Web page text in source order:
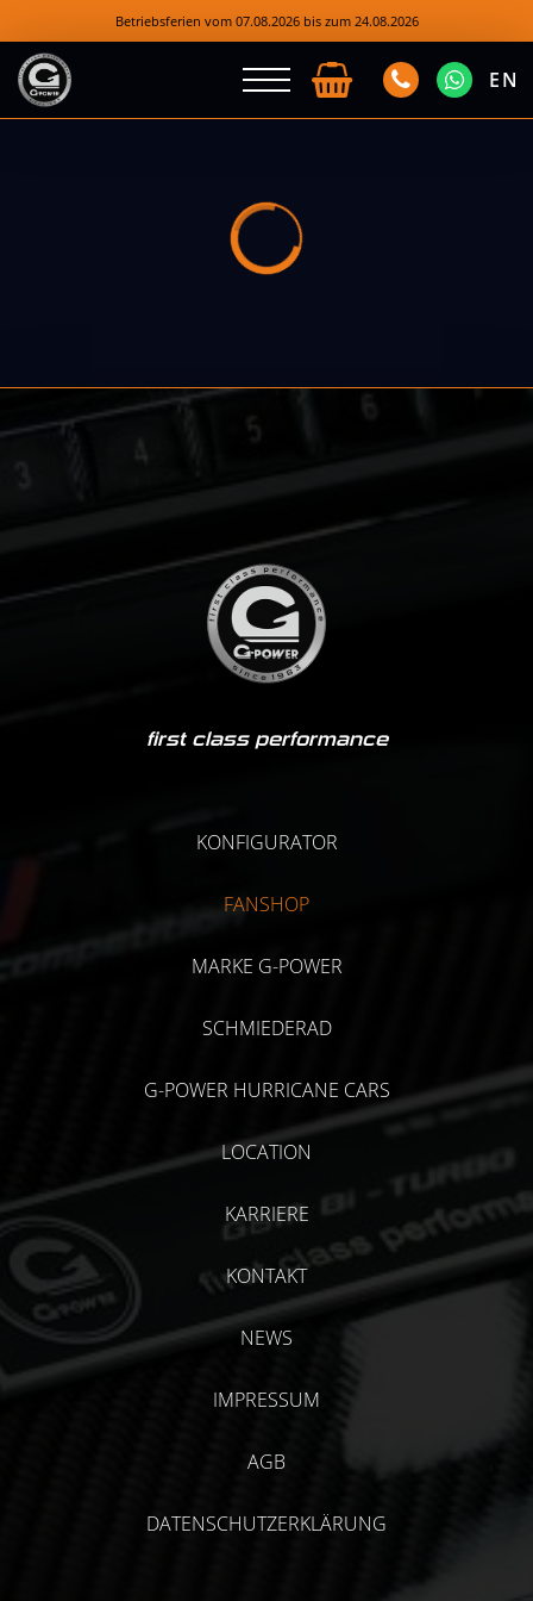
Betriebsferien vom 07.08.2026 bis zum 24.08.2026
EN
first class performance
KONFIGURATOR
FANSHOP
MARKE G-POWER
SCHMIEDERAD
G-POWER HURRICANE CARS
LOCATION
KARRIERE
KONTAKT
NEWS
IMPRESSUM
AGB
DATENSCHUTZERKLÄRUNG